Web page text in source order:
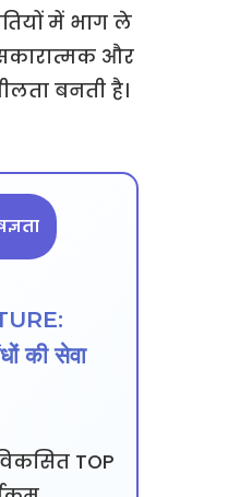
में भाग ले
और
बनती है।
की सेवा
विकसित TOP